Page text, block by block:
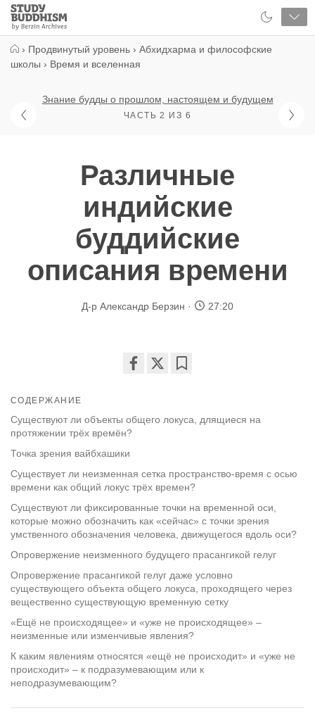
Close
Study
Buddhism
› Продвинутый уровень › Абхидхарма и философские
школы › Время и вселенная
Знание будды о прошлом, настоящем и будущем
ЧАСТЬ 2 ИЗ 6
Различные
индийские
буддийские
описания времени
Д-р Александр Берзин 27:20
facebook
СОДЕРЖАНИЕ
Существуют ли объекты общего локуса, длящиеся на
протяжении трёх времён?
Точка зрения вайбхашики
Существует ли неизменная сетка пространство-время с осью
времени как общий локус трёх времен?
Существуют ли фиксированные точки на временной оси,
которые можно обозначить как «сейчас» с точки зрения
умственного обозначения человека, движущегося вдоль оси?
Опровержение неизменного будущего прасангикой гелуг
Опровержение прасангикой гелуг даже условно
существующего объекта общего локуса, проходящего через
вещественно существующую временную сетку
«Ещё не происходящее» и «уже не происходящее» –
неизменные или изменчивые явления?
К каким явлениям относятся «ещё не происходит» и «уже не
происходит» – к подразумевающим или к
неподразумевающим?